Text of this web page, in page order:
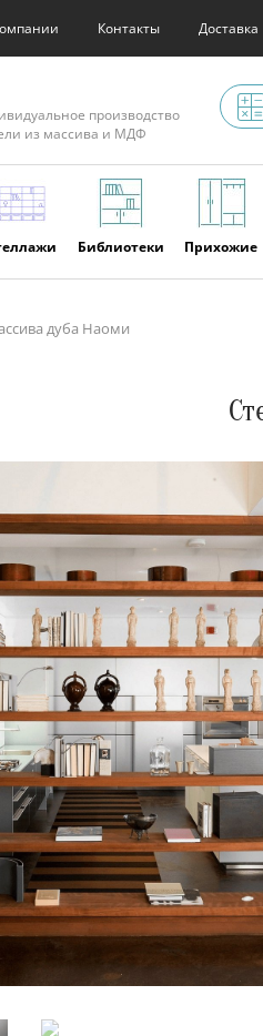
Контакты Доставка
производство
из массива и МДФ
Библиотеки Прихожие
дуба Наоми